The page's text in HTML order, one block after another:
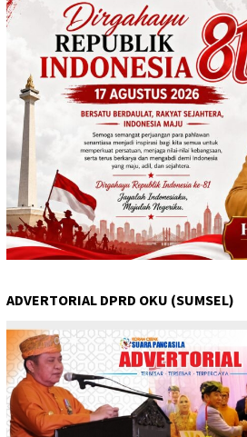
ADVERTORIAL DPRD OKU (SUMSEL)